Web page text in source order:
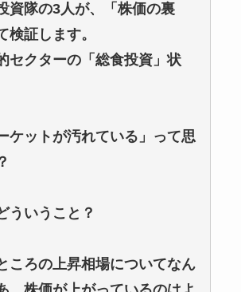
資隊の3人が、「株価の裏
検証します。
セクターの「総食投資」状
ケットが汚れている」って思
ういうこと？
ころの上昇相場についてなん